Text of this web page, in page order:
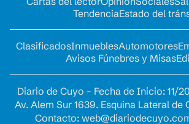
TendenciaEstado del
ClasificadosInmueblesAutomotores
Avisos Fúnebres y Misas
Diario de Cuyo - Fecha de Inicio: 11/
Av. Alem Sur 1639. Esquina Lateral
Contacto: